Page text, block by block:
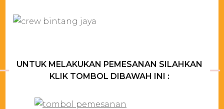
UNTUK MELAKUKAN PEMESANAN SILAHKAN
KLIK TOMBOL DIBAWAH INI :